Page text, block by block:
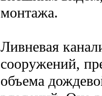
монтажа.
Ливневая
сооружений,
объема